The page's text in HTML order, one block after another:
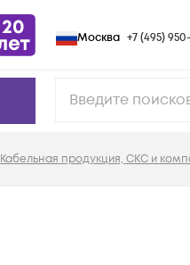
Москва +7 (495) 950-
Кабельная продукция, СКС и